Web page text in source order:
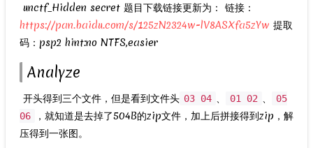
​ unctf_Hidden secret 题目下载链接更新为： 链接：
https://pan.baidu.com/s/125zN2324w-lV8ASXfa5zYw 提取
码：psp2 hint:no NTFS,easier
Analyze
​ 开头得到三个文件，但是看到文件头 03 04 、 01 02 、
05
06
，就知道是去掉了504B的zip文件，加上后拼接得到zip，解
压得到一张图。